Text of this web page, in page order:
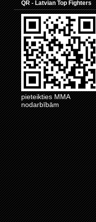
QR - Latvian Top Fighters
pieteikties MMA
nodarbībām